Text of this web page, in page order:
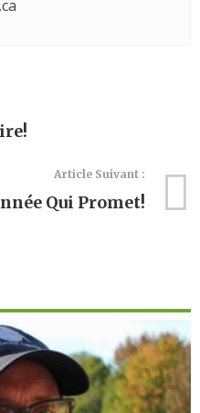
Article Suivant :
Qui Promet!